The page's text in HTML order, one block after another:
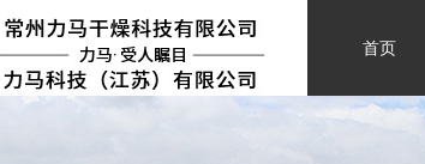
首页